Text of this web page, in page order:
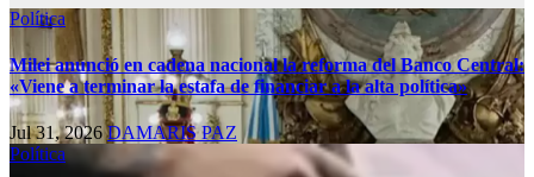
Política
Milei anunció en cadena nacional la reforma del Banco Central:
«Viene a terminar la estafa de financiar a la alta política»
Jul 31, 2026DAMARIS PAZ
Política